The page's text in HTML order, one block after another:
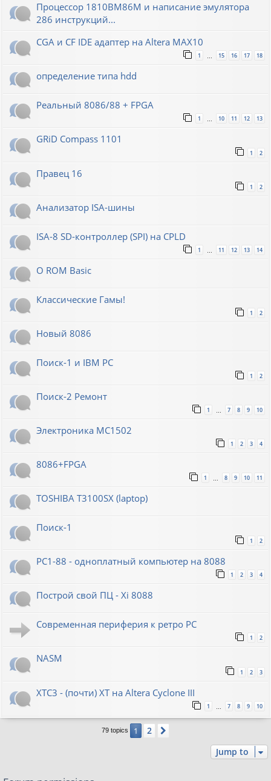
Процессор 1810ВМ86М и написание эмулятора
286 инструкций...
CGA и CF IDE адаптер на Altera MAX10
1 … 15 16 17 18
определение типа hdd
Реальный 8086/88 + FPGA
1 … 10 11 12 13
GRiD Compass 1101
1 2
Правец 16
1 2
Анализатор ISA-шины
ISA-8 SD-контроллер (SPI) на CPLD
1 11 12 13 14
О ROM Basic
Классические Гамы!
1 2
Новый 8086
Поиск-1 и IBM PC
1 2
Поиск-2 Ремонт
1 7 8 9 10
Электроника МС1502
1 2 3 4
8086+FPGA
1 … 8 9 10 11
TOSHIBA T3100SX (laptop)
Поиск-1
1 2
PC1-88 - одноплатный компьютер на 8088
1 2 3 4
Построй свой ПЦ - Xi 8088
Современная периферия к ретро PC
1 2
NASM
1 2 3
XTC3 - (почти) XT на Altera Cyclone III
1 7 8 9 10
79 topics 1 2
Jump to